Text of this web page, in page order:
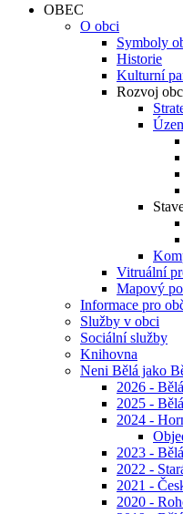
OBEC
O obci
Symboly
Historie
Kulturní
Rozvoj
Vitruální
Mapový
Informace pro
Služby v obci
Sociální služby
Knihovna
Neni Bělá jako
2026 -
2025 -
2024 -
2023 -
2022 -
2021 -
2020 -